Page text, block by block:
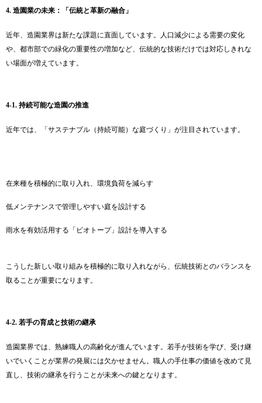
4. 造園業の未来：「伝統と革新の融合」
近年、造園業界は新たな課題に直面しています。人口減少による需要の変化
や、都市部での緑化の重要性の増加など、伝統的な技術だけでは対応しきれな
い場面が増えています。
4-1. 持続可能な造園の推進
近年では、「サステナブル（持続可能）な庭づくり」が注目されています。
在来種を積極的に取り入れ、環境負荷を減らす
低メンテナンスで管理しやすい庭を設計する
雨水を有効活用する「ビオトープ」設計を導入する
こうした新しい取り組みを積極的に取り入れながら、伝統技術とのバランスを
取ることが重要になります。
4-2. 若手の育成と技術の継承
造園業界では、熟練職人の高齢化が進んでいます。若手が技術を学び、受け継
いでいくことが業界の発展には欠かせません。職人の手仕事の価値を改めて見
直し、技術の継承を行うことが未来への鍵となります。